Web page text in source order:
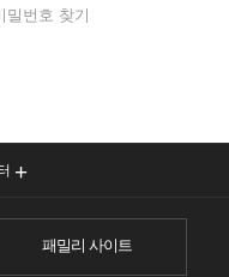
밀번호 찾기
패밀리 사이트